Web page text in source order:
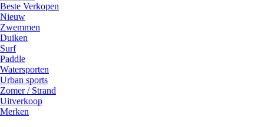
Beste Verkopen
Nieuw
Zwemmen
Duiken
Surf
Paddle
Watersporten
Urban sports
Zomer / Strand
Uitverkoop
Merken